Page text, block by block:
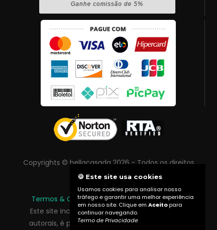
Ganhe comissão de 5%
Copyrights © bellacasada 2026 - Todos os direitos
reservados
Termos & Condições |Política de Privacidade
Este site inclui conteúdo protegido por direitos
autorais, é proibida reprodução total ou parcial
🍪 Este site usa cookies
Usamos cookies para analisar nosso
tráfego e garantir uma melhor experiência
em nosso site. Clique em Aceitopara
continuar navegando.
Termo de Privacidade